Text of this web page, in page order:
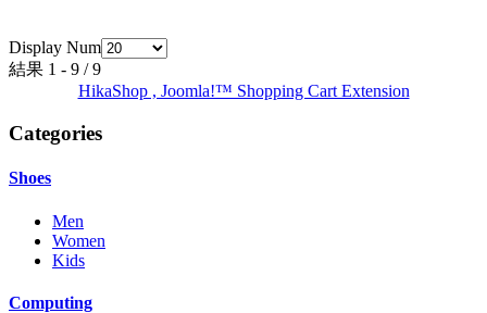
Display Num
結果 1 - 9 / 9
HikaShop , Joomla!™ Shopping Cart Extension
Categories
Shoes
Men
Women
Kids
Computing